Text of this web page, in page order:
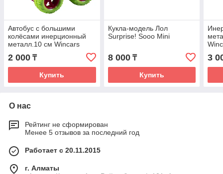
Автобус с большими
колёсами инерционный
металл.10 см Wincars
2 000 ₸
Купить
Кукла-модель Лол
Surprise! Sooo Mini
8 000₸
Купить
3
О нас
Рейтинг не сформирован
Менее 5 отзывов за последний год
Работает с 20.11.2015
г. Алматы